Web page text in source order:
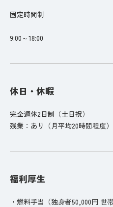
固定時間制
9:00～18:00
休日・休暇
完全週休2日制（土日祝）
残業：あり（月平均20時間程度）
福利厚生
・燃料手当（独身者50,000円